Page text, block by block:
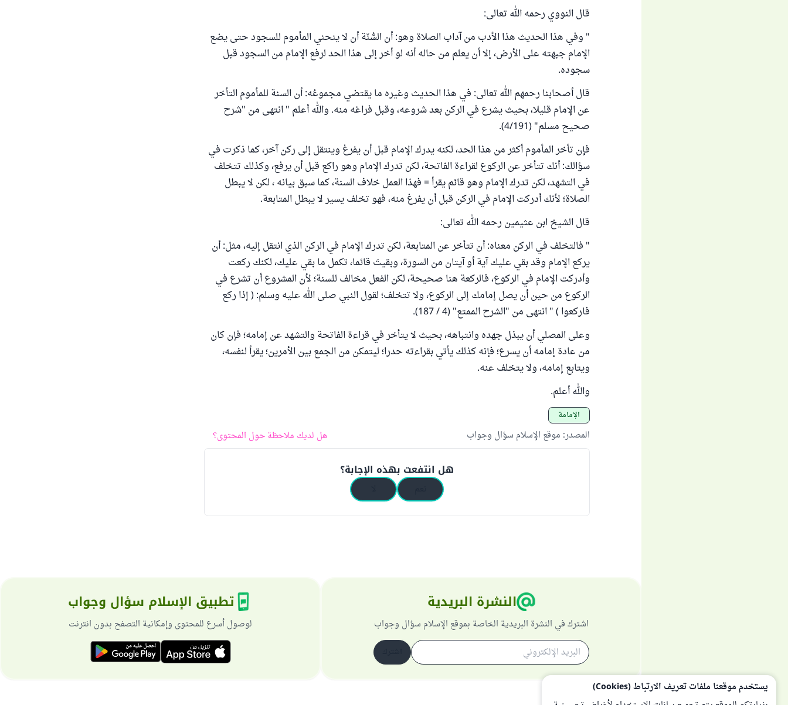
قال النووي رحمه الله تعالى:
" وفي هذا الحديث هذا الأدب من آداب الصلاة وهو: أن السُّنّة أن لا ينحني المأموم للسجود حتى يضع
الإمام جبهته على الأرض، إلا أن يعلم من حاله أنه لو أخر إلى هذا الحد لرفع الإمام من السجود قبل
سجوده.
قال أصحابنا رحمهم الله تعالى: في هذا الحديث وغيره ما يقتضي مجموعُه: أن السنة للمأموم التأخر
عن الإمام قليلا، بحيث يشرع في الركن بعد شروعه، وقبل فراغه منه. والله أعلم " انتهى من "شرح
صحيح مسلم" (4/191).
فإن تأخر المأموم أكثر من هذا الحد، لكنه يدرك الإمام قبل أن يفرغ وينتقل إلى ركن آخر، كما ذكرت في
سؤالك: أنك تتأخر عن الركوع لقراءة الفاتحة، لكن تدرك الإمام وهو راكع قبل أن يرفع، وكذلك تتخلف
في التشهد، لكن تدرك الإمام وهو قائم يقرأ = فهذا العمل خلاف السنة، كما سبق بيانه ، لكن لا يبطل
الصلاة؛ لأنك أدركت الإمام في الركن قبل أن يفرغ منه، فهو تخلف يسير لا يبطل المتابعة.
قال الشيخ ابن عثيمين رحمه الله تعالى:
" فالتخلف في الركن معناه: أن تتأخر عن المتابعة، لكن تدرك الإمام في الركن الذي انتقل إليه، مثل: أن
يركع الإمام وقد بقي عليك آية أو آيتان من السورة، وبقيتَ قائما، تكمل ما بقي عليك، لكنك ركعت
وأدركت الإمام في الركوع، فالركعة هنا صحيحة، لكن الفعل مخالف للسنة؛ لأن المشروع أن تشرع في
الركوع من حين أن يصل إمامك إلى الركوع، ولا تتخلف؛ لقول النبي صلى الله عليه وسلم: ( إذا ركع
فاركعوا ) " انتهى من "الشرح الممتع" (4 / 187).
وعلى المصلي أن يبذل جهده وانتباهه، بحيث لا يتأخر في قراءة الفاتحة والتشهد عن إمامه؛ فإن كان
من عادة إمامه أن يسرع؛ فإنه كذلك يأتي بقراءته حدرا؛ ليتمكن من الجمع بين الأمرين؛ يقرأ لنفسه،
ويتابع إمامه، ولا يتخلف عنه.
والله أعلم.
الإمامة
المصدر: موقع الإسلام سؤال وجواب هل لديك ملاحظة حول المحتوى؟
هل انتفعت بهذه الإجابة؟
النشرة البريدية
اشترك في النشرة البريدية الخاصة بموقع الإسلام سؤال وجواب
تطبيق الإسلام سؤال وجواب
لوصول أسرع للمحتوى وإمكانية التصفح بدون انترنت
يستخدم موقعنا ملفات تعريف الارتباط (Cookies)